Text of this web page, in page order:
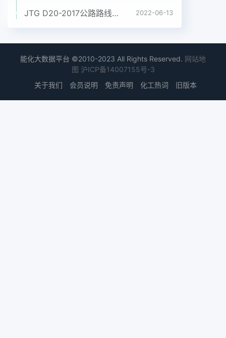
JTG D20-2017公路路线设计规范 2022-06-13
能化大数据平台 ©2010-2023 All Rights Reserved. 网站地
图 沪ICP备14007155号-3
关于我们
会员说明 免责声明 化工热词 旧版本